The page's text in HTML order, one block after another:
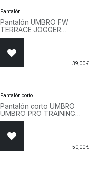
Pantalón
Pantalón UMBRO FW
TERRACE JOGGER
66067U 263 Gris
39,00€
Pantalón corto
Pantalón corto UMBRO
UMBRO PRO TRAINING
66232U LL7 Azul
50,00€